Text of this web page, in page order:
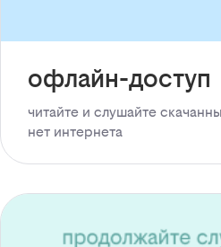
офлайн-доступ
читайте и слушайте
нет интернета